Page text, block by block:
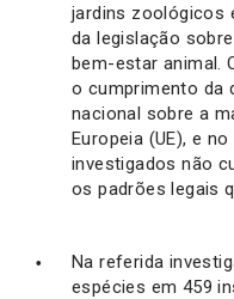
jardins zoológicos
da legislação
bem-estar animal.
o cumprimento da
nacional sobre a
Europeia (UE), e
investigados não
os padrões legais
Na referida
espécies em 459